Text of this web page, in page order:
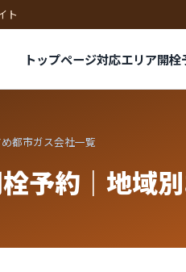
ト
トップページ対応エリア開栓
都市ガス会社一覧
予約｜地域